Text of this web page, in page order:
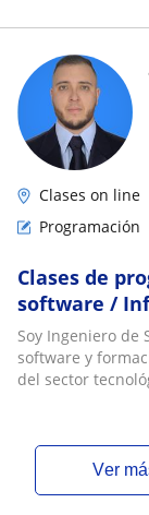
Clases on line
Programación
Clases de
software /
Soy Ingeniero de
software y
del sector
ver